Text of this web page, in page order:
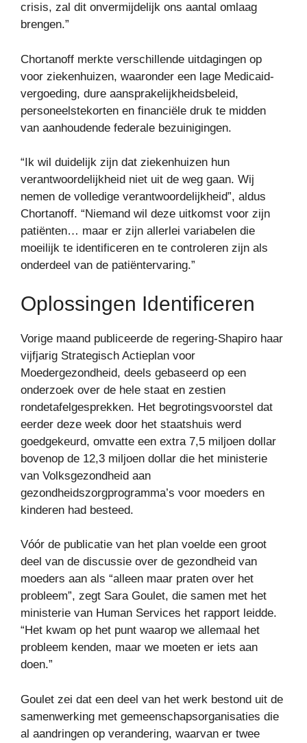
crisis, zal dit onvermijdelijk ons ​​aantal omlaag
brengen.”
Chortanoff merkte verschillende uitdagingen op
voor ziekenhuizen, waaronder een lage Medicaid-
vergoeding, dure aansprakelijkheidsbeleid,
personeelstekorten en financiële druk te midden
van aanhoudende federale bezuinigingen.
“Ik wil duidelijk zijn dat ziekenhuizen hun
verantwoordelijkheid niet uit de weg gaan. Wij
nemen de volledige verantwoordelijkheid”, aldus
Chortanoff. “Niemand wil deze uitkomst voor zijn
patiënten… maar er zijn allerlei variabelen die
moeilijk te identificeren en te controleren zijn als
onderdeel van de patiëntervaring.”
Oplossingen Identificeren
Vorige maand publiceerde de regering-Shapiro haar
vijfjarig Strategisch Actieplan voor
Moedergezondheid, deels gebaseerd op een
onderzoek over de hele staat en zestien
rondetafelgesprekken. Het begrotingsvoorstel dat
eerder deze week door het staatshuis werd
goedgekeurd, omvatte een extra 7,5 miljoen dollar
bovenop de 12,3 miljoen dollar die het ministerie
van Volksgezondheid aan
gezondheidszorgprogramma’s voor moeders en
kinderen had besteed.
Vóór de publicatie van het plan voelde een groot
deel van de discussie over de gezondheid van
moeders aan als “alleen maar praten over het
probleem”, zegt Sara Goulet, die samen met het
ministerie van Human Services het rapport leidde.
“Het kwam op het punt waarop we allemaal het
probleem kenden, maar we moeten er iets aan
doen.”
Goulet zei dat een deel van het werk bestond uit de
samenwerking met gemeenschapsorganisaties die
al aandringen op verandering, waarvan er twee